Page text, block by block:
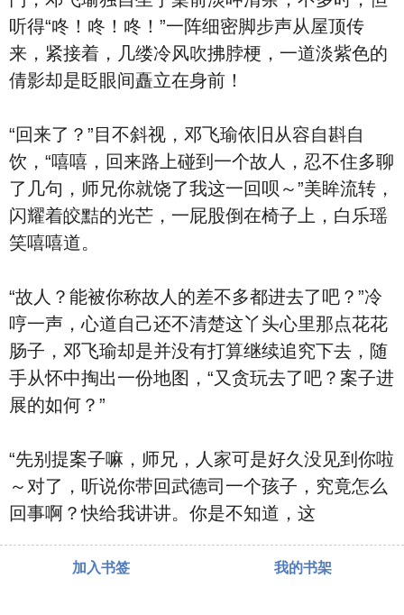
听得“咚！咚！咚！”一阵细密脚步声从屋顶传
来，紧接着，几缕冷风吹拂脖梗，一道淡紫色的
倩影却是眨眼间矗立在身前！
“回来了？”目不斜视，邓飞瑜依旧从容自斟自
饮，“嘻嘻，回来路上碰到一个故人，忍不住多聊
了几句，师兄你就饶了我这一回呗～”美眸流转，
闪耀着皎黠的光芒，一屁股倒在椅子上，白乐瑶
笑嘻嘻道。
“故人？能被你称故人的差不多都进去了吧？”冷
哼一声，心道自己还不清楚这丫头心里那点花花
肠子，邓飞瑜却是并没有打算继续追究下去，随
手从怀中掏出一份地图，“又贪玩去了吧？案子进
展的如何？”
“先别提案子嘛，师兄，人家可是好久没见到你啦
～对了，听说你带回武德司一个孩子，究竟怎么
回事啊？快给我讲讲。你是不知道，这
加入书签 我的书架